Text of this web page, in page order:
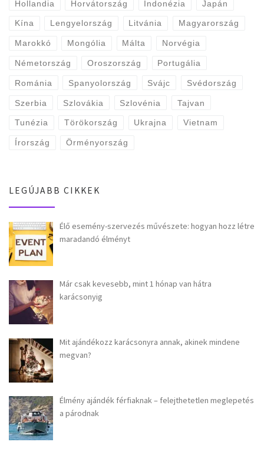
Hollandia Horvátország Indonézia Japán
Kína Lengyelország Litvánia Magyarország
Marokkó Mongólia Málta Norvégia
Németország Oroszország Portugália
Románia Spanyolország Svájc Svédország
Szerbia Szlovákia Szlovénia Tajvan
Tunézia Törökország Ukrajna Vietnam
Írország Örményország
LEGÚJABB CIKKEK
Élő esemény-szervezés művészete: hogyan hozz létre
maradandó élményt
Már csak kevesebb, mint 1 hónap van hátra
karácsonyig
Mit ajándékozz karácsonyra annak, akinek mindene
megvan?
Élmény ajándék férfiaknak – felejthetetlen meglepetés
a párodnak